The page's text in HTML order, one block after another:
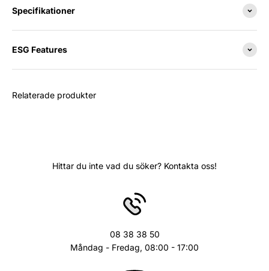
Specifikationer
ESG Features
Relaterade produkter
Hittar du inte vad du söker? Kontakta oss!
08 38 38 50
Måndag - Fredag, 08:00 - 17:00